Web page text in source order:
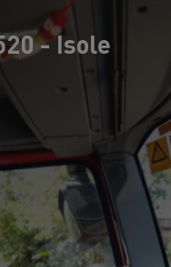
- Isole